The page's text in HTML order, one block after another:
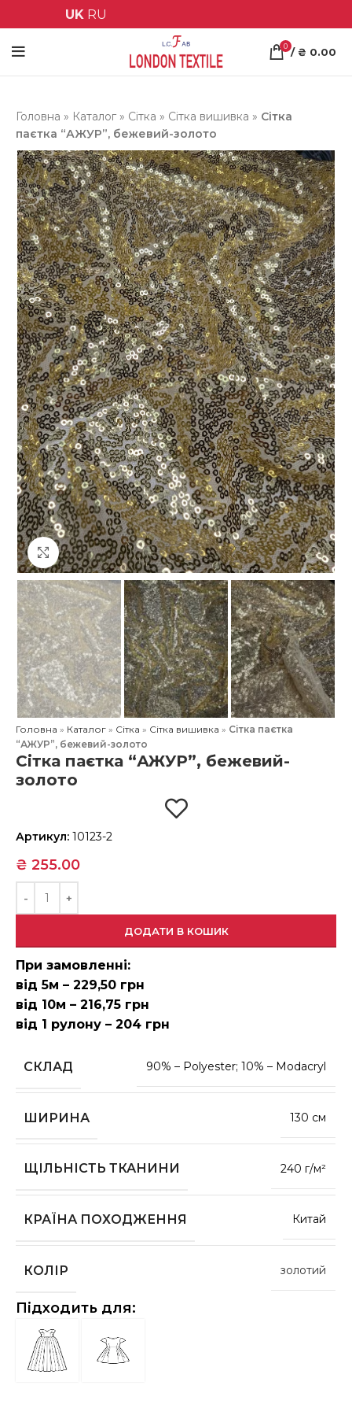
UK RU
0 / ₴ 0.00
Головна » Каталог » Сітка » Сітка вишивка » Сітка
паєтка “АЖУР”, бежевий-золото
Клацніть, щоб збільшити
Головна » Каталог » Сітка » Сітка вишивка » Сітка паєтка
“АЖУР”, бежевий-золото
Сітка паєтка “АЖУР”, бежевий-
золото
Артикул:10123-2
₴ 255.00
ДОДАТИ В КОШИК
При замовленні:
від 5м – 229,50 грн
від 10м – 216,75 грн
від 1 рулону – 204 грн
СКЛАД 90% – Polyester; 10% – Modacryl
ШИРИНА 130 см
ЩІЛЬНІСТЬ ТКАНИНИ 240 г/м²
КРАЇНА ПОХОДЖЕННЯ Китай
КОЛІР золотий
Підходить для: